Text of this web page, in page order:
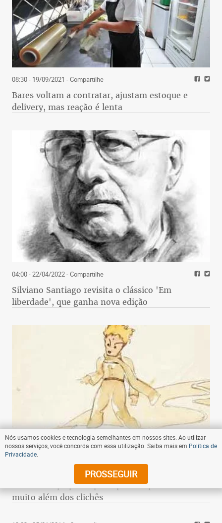
Nós usamos cookies e tecnologia semelhantes em nossos sites. Ao utilizar
nossos serviços, você concorda com essa utilização. Saiba mais em Política de
Privacidade
PROSSEGUIR
08:30 - 19/09/2021 - Compartilhe
Bares voltam a contratar, ajustam estoque e
delivery, mas reação é lenta
04:00 - 22/04/2022- Compartilhe
Silviano Santiago revisita o clássico 'Em
liberdade', que ganha nova edição
- Compartilhe
Clássico 'O pequeno príncipe' completa 80 anos
muito além dos clichês